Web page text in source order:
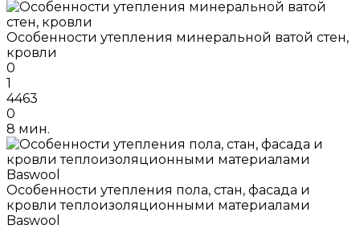
Особенности утепления минеральной ватой стен,
кровли
0
1
4463
0
8 мин.
Особенности утепления пола, стан, фасада и
кровли теплоизоляционными материалами
Baswool